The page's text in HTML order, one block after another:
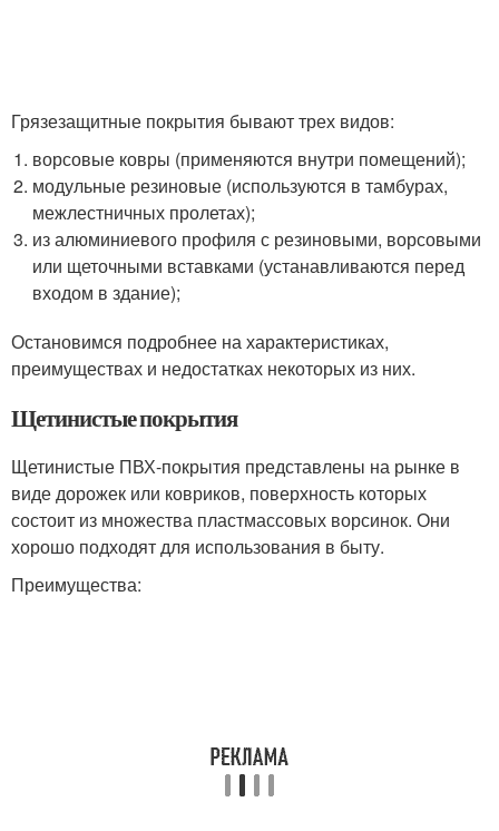
Грязезащитные покрытия бывают трех видов:
ворсовые ковры (применяются внутри помещений);
модульные резиновые (используются в тамбурах,
межлестничных пролетах);
из алюминиевого профиля с резиновыми, ворсовыми
или щеточными вставками (устанавливаются перед
входом в здание);
Остановимся подробнее на характеристиках,
преимуществах и недостатках некоторых из них.
Щетинистые покрытия
Щетинистые ПВХ-покрытия представлены на рынке в
виде дорожек или ковриков, поверхность которых
состоит из множества пластмассовых ворсинок. Они
хорошо подходят для использования в быту.
Преимущества: